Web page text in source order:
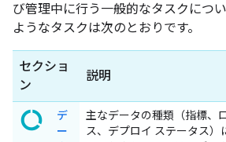
び管理中に行う一般的なタスクにつ
ようなタスクは次のとおりです。
セクショ
ン
説明
data_usage
デ
ー
主なデータの種類（指標、
ス、デプロイ ステータス）